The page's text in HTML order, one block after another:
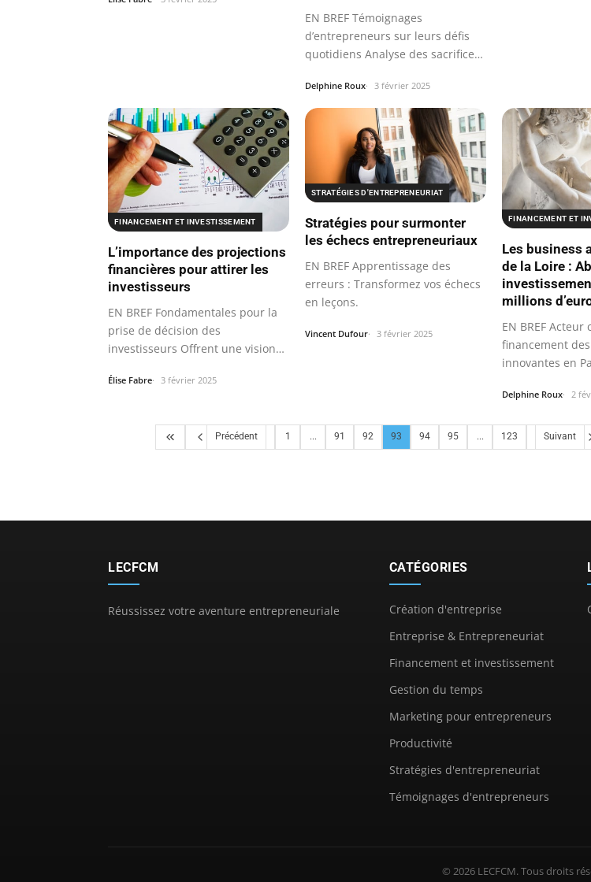
EN BREF Témoignages
d’entrepreneurs sur leurs défis
quotidiens Analyse des sacrifices
Delphine Roux 3 février 2025
FINANCEMENT ET INVESTISSEMENT
L’importance des projections
financières pour attirer les
investisseurs
EN BREF Fondamentales pour la
prise de décision des
investisseurs Offrent une vision
Élise Fabre 3 février 2025
STRATÉGIES D'ENTREPRENEURIAT
Stratégies pour surmonter
les échecs entrepreneuriaux
EN BREF Apprentissage des
erreurs : Transformez vos échecs
en leçons.
Vincent Dufour 3 février 2025
FINANCEMENT ET
Les business
de la Loire :
millions
EN BREF Acteur
financement
innovantes en
Delphine Roux 2
Précédent 1 ... 91 92 93 94 95 ... 123 Suivant
LECFCM
Réussissez votre aventure entrepreneuriale
CATÉGORIES
Création d'entreprise
Entreprise & Entrepreneuriat
Financement et investissement
Gestion du temps
Marketing pour entrepreneurs
Productivité
Stratégies d'entrepreneuriat
Témoignages d'entrepreneurs
© 2026 LECFCM. Tous droits